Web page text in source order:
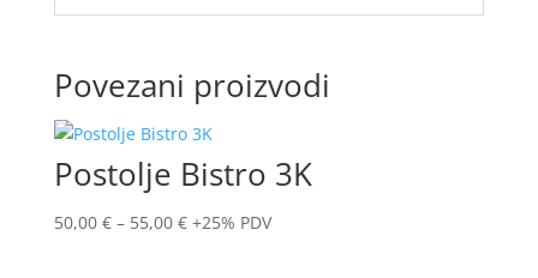
Povezani proizvodi
Postolje Bistro 3K
50,00 €– 55,00 € +25% PDV